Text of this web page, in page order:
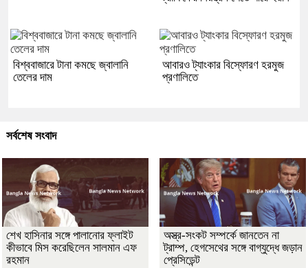
বিশ্ববাজারে টানা কমছে জ্বালানি
তেলের দাম
আবারও ট্যাংকার বিস্ফোরণ হরমুজ
প্রণালিতে
সর্বশেষ সংবাদ
শেখ হাসিনার সঙ্গে পালানোর ফ্লাইট
কীভাবে মিস করেছিলেন সালমান এফ
রহমান
অস্ত্র-সংকট সম্পর্কে জানতেন না
ট্রাম্প, হেগসেথের সঙ্গে বাগ্‌যুদ্ধে জড়ান
প্রেসিডেন্ট